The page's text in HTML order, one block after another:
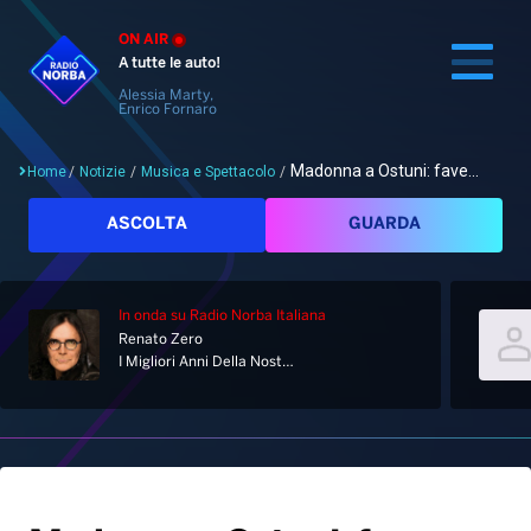
ON AIR
A tutte le auto!
Alessia Marty,
Enrico Fornaro
Cerca
Home
Palinsesto
Notizie
Home/ Notizie / Musica e Spettacolo / Madonna a Ostuni: fave...
ASCOLTA GUARDA
In onda su Radio Norba Italiana
Renato Zero
I Migliori Anni Della Nostra Vita